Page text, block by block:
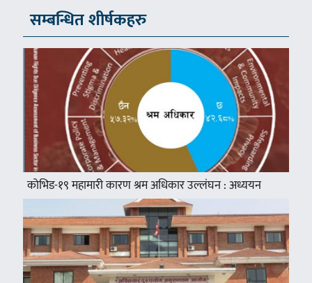
सम्बन्धित शीर्षकहरु
कोभिड-१९ महामारी कारण श्रम अधिकार उल्लंघन : अध्ययन